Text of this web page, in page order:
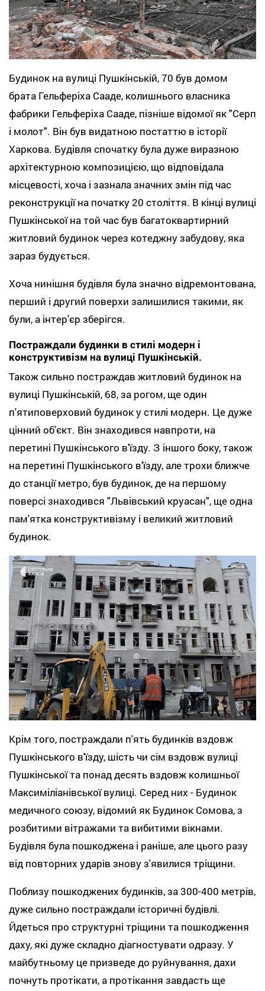
Будинок на вулиці Пушкінській, 70 був домом
брата Гельферіха Сааде, колишнього власника
фабрики Гельферіха Сааде, пізніше відомої як "Серп
і молот". Він був видатною постаттю в історії
Харкова. Будівля спочатку була дуже виразною
архітектурною композицією, що відповідала
місцевості, хоча і зазнала значних змін під час
реконструкції на початку 20 століття. В кінці вулиці
Пушкінської на той час був багатоквартирний
житловий будинок через котеджну забудову, яка
зараз будується.
Хоча нинішня будівля була значно відремонтована,
перший і другий поверхи залишилися такими, як
були, а інтер'єр зберігся.
Постраждали будинки в стилі модерн і
конструктивізм на вулиці Пушкінській.
Також сильно постраждав житловий будинок на
вулиці Пушкінській, 68, за рогом, ще один
п'ятиповерховий будинок у стилі модерн. Це дуже
цінний об'єкт. Він знаходився навпроти, на
перетині Пушкінського в'їзду. З іншого боку, також
на перетині Пушкінського в'їзду, але трохи ближче
до станції метро, був будинок, де на першому
поверсі знаходився "Львівський круасан", ще одна
пам'ятка конструктивізму і великий житловий
будинок.
Крім того, постраждали п'ять будинків вздовж
Пушкінського в'їзду, шість чи сім вздовж вулиці
Пушкінської та понад десять вздовж колишньої
Максиміліанівської вулиці. Серед них - Будинок
медичного союзу, відомий як Будинок Сомова, з
розбитими вітражами та вибитими вікнами.
Будівля була пошкоджена і раніше, але цього разу
від повторних ударів знову з'явилися тріщини.
Поблизу пошкоджених будинків, за 300-400 метрів,
дуже сильно постраждали історичні будівлі.
Йдеться про структурні тріщини та пошкодження
даху, які дуже складно діагностувати одразу. У
майбутньому це призведе до руйнування, дахи
почнуть протікати, а протікання завдасть ще